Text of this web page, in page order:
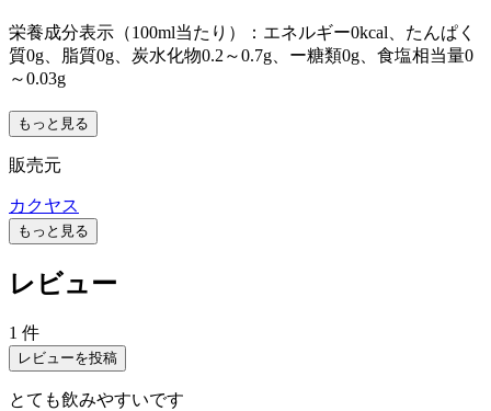
栄養成分表示（100ml当たり）：エネルギー0kcal、たんぱく
質0g、脂質0g、炭水化物0.2～0.7g、ー糖類0g、食塩相当量0
～0.03g
もっと見る
販売元
カクヤス
もっと見る
レビュー
1 件
レビューを投稿
とても飲みやすいです